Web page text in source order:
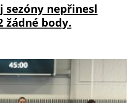
sezóny nepřinesl
žádné body.